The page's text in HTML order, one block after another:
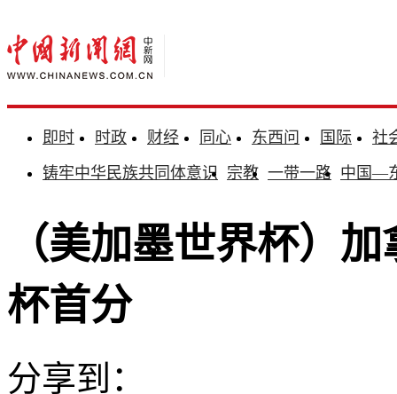
即时 时政 财经 同心 东西问 国际
社
铸牢中华民族共同体意识 宗教 一带一路 中国—
（美加墨世界杯）
杯首分
分享到：